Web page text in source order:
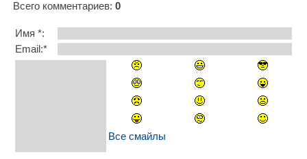
Всего комментариев: 0
Имя *:
Email:*
Все смайлы